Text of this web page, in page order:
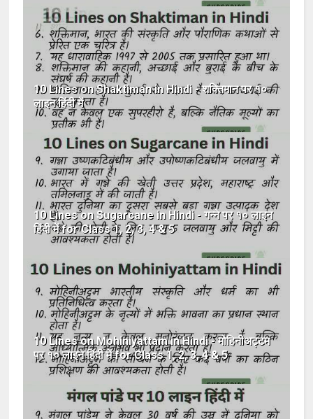
10 Lines on Shaktiman in Hindi - शक्तिमान पर १०
लाइन हिंदी में
10 Lines on Sugarcane in Hindi - गन्ने पर १० लाइन
हिंदी में for Class 1, 2, 3, 4 & 5
10 Lines on Mohiniyattam in Hindi - मोहिनीअट्टम
पर १० लाइन हिंदी में for Class 1, 2, 3, 4 & 5